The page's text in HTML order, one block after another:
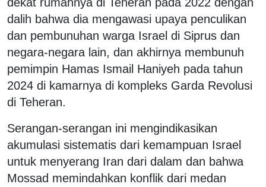
dalih bahwa dia mengawasi upaya penculikan
dan pembunuhan warga Israel di Siprus dan
negara-negara lain, dan akhirnya membunuh
pemimpin Hamas Ismail Haniyeh pada tahun
2024 di kamarnya di kompleks Garda Revolusi
di Teheran.
Serangan-serangan ini mengindikasikan
akumulasi sistematis dari kemampuan Israel
untuk menyerang Iran dari dalam dan bahwa
Mossad memindahkan konflik dari medan